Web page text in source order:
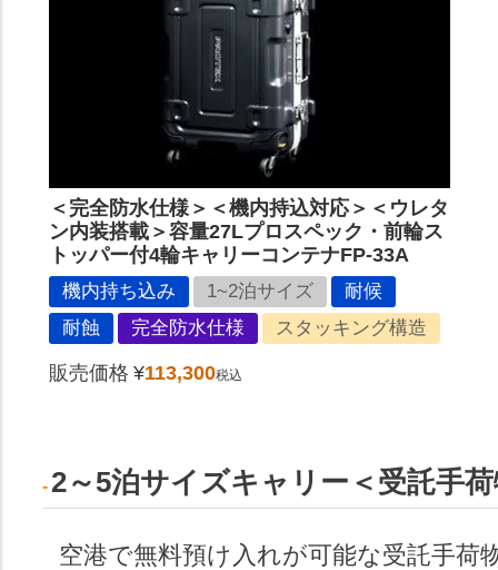
＜完全防水仕様＞＜機内持込対応＞＜ウレタ
ン内装搭載＞容量27Lプロスペック・前輪ス
トッパー付4輪キャリーコンテナFP-33A
機内持ち込み 1~2泊サイズ
耐候
耐蝕
完全防水仕様 スタッキング構造
販売価格 ¥113,300税込
2～5泊サイズキャリー＜受託手
空港で無料預け入れが可能な受託手